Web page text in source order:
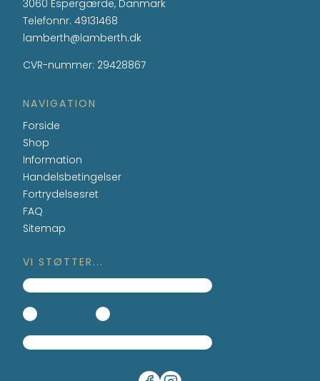
3060 Espergærde, Danmark
Telefonnr.49131468
lamberth@lamberth.dk
CVR-nummer: 29428867
NAVIGATION
Forside
Shop
Information
Handelsbetingelser
Fortrydelsesret
FAQ
Sitemap
VI STØTTER...